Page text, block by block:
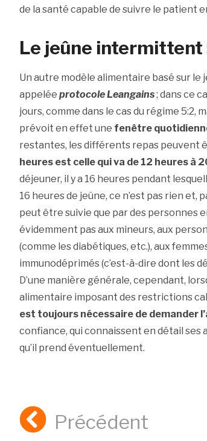
de la santé capable de suivre le patient
Le jeûne intermittent
Un autre modèle alimentaire basé sur
appelée protocole Leangains; dans ce
jours, comme dans le cas du régime
prévoit en effet une fenêtre
restantes, les différents repas peuvent
heures est celle qui va de 12 heures à
déjeuner, il y a 16 heures pendant
16 heures de jeûne, ce n’est pas rien
peut être suivie que par des personnes
évidemment pas aux mineurs, aux
(comme les diabétiques, etc.), aux
immunodéprimés (c’est-à-dire dont les
D’une manière générale, cependant,
alimentaire imposant des restrictions
est toujours nécessaire de demander
confiance, qui connaissent en détail
qu’il prend éventuellement.
Précédent